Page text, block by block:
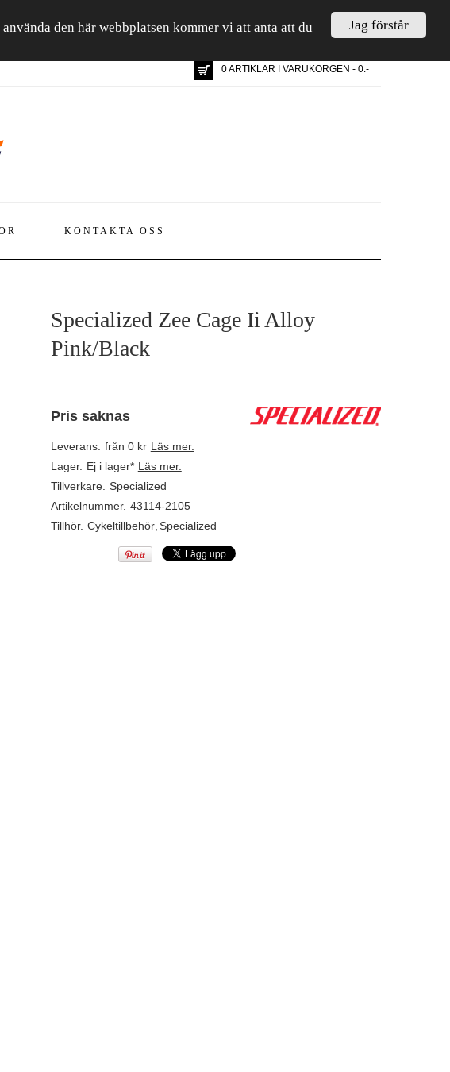
Jag förstår
den här webbplatsen kommer vi att anta att du
0 ARTIKLAR I VARUKORGEN - 0:-
KONTAKTA OSS
Specialized Zee Cage Ii Alloy
Pink/Black
Pris saknas
Leverans. från 0 kr Läs mer.
Lager. Ej i lager* Läs mer.
Tillverkare. Specialized
Artikelnummer. 43114-2105
Tillhör. Cykeltillbehör, Specialized